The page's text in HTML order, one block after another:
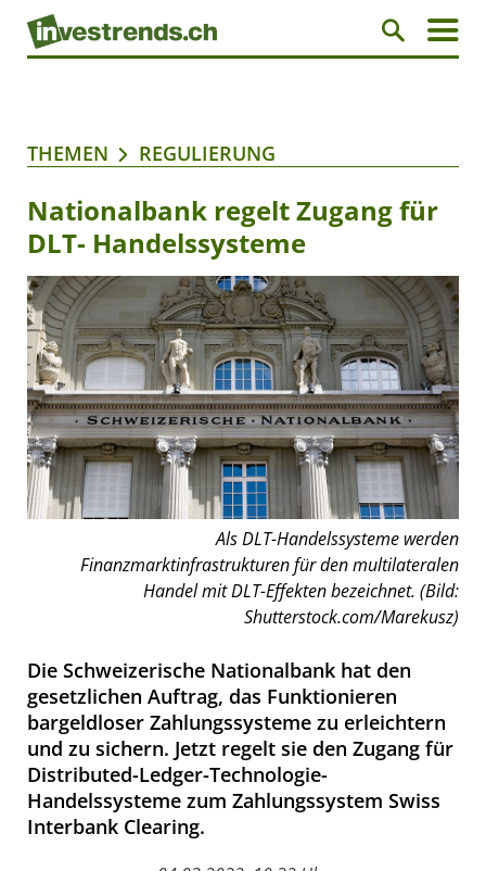
THEMEN REGULIERUNG
Nationalbank regelt Zugang für
DLT- Handelssysteme
Als DLT-Handelssysteme werden
Finanzmarktinfrastrukturen für den multilateralen
Handel mit DLT-Effekten bezeichnet. (Bild:
Shutterstock.com/Marekusz)
Die Schweizerische Nationalbank hat den
gesetzlichen Auftrag, das Funktionieren
bargeldloser Zahlungssysteme zu erleichtern
und zu sichern. Jetzt regelt sie den Zugang für
Distributed-Ledger-Technologie-
Handelssysteme zum Zahlungssystem Swiss
Interbank Clearing.